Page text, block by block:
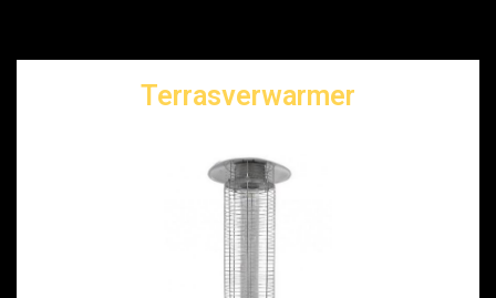
Terrasverwarmer